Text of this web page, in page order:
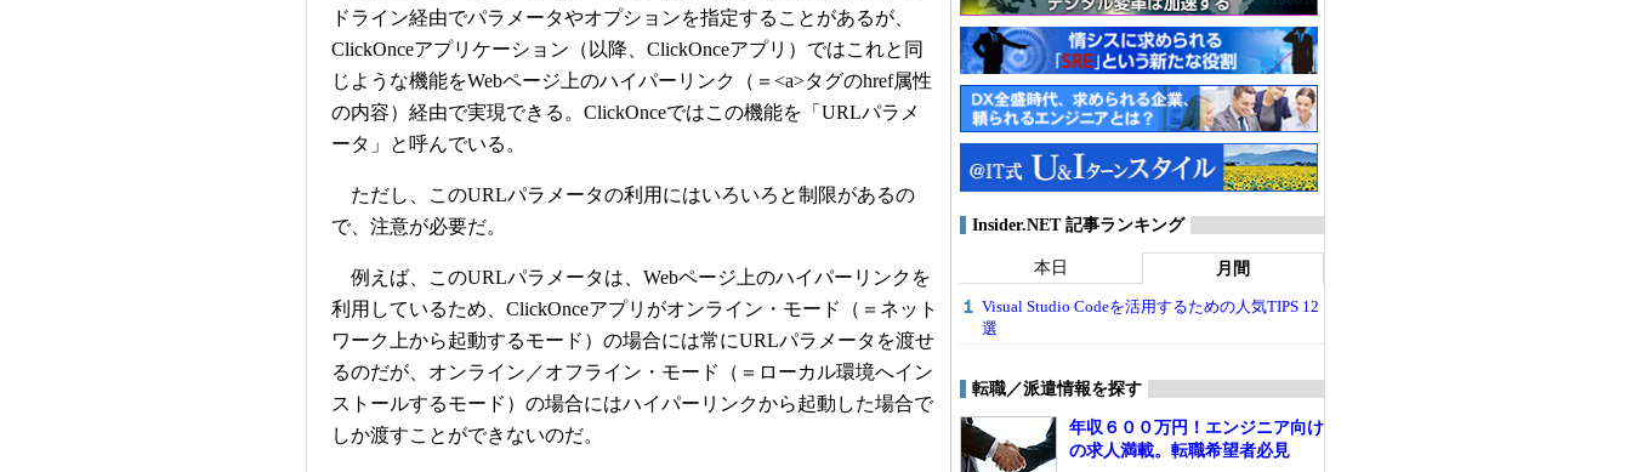
ドライン経由でパラメータやオプションを指定することがあるが、
ClickOnceアプリケーション（以降、ClickOnceアプリ）ではこれと同
じような機能をWebページ上のハイパーリンク（＝<a>タグのhref属性
の内容）経由で実現できる。ClickOnceではこの機能を「URLパラメ
ータ」と呼んでいる。
ただし、このURLパラメータの利用にはいろいろと制限があるの
で、注意が必要だ。
例えば、このURLパラメータは、Webページ上のハイパーリンクを
利用しているため、ClickOnceアプリがオンライン・モード（＝ネット
ワーク上から起動するモード）の場合には常にURLパラメータを渡せ
るのだが、オンライン／オフライン・モード（＝ローカル環境へイン
ストールするモード）の場合にはハイパーリンクから起動した場合で
しか渡すことができないのだ。
Insider.NET 記事ランキング
本日 月間
Visual Studio Codeを活用するための人気TIPS 12
選
転職／派遣情報を探す
年収６００万円！エンジニア向け
の求人満載。転職希望者必見